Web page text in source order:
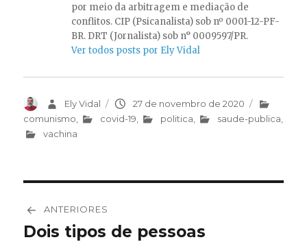
por meio da arbitragem e mediação de
conflitos. CIP (Psicanalista) sob nº 0001-12-PF-
BR. DRT (Jornalista) sob n° 0009597/PR.
Ver todos posts por Ely Vidal
AutorEly Vidal
Publicado
em
27 de novembro de 2020
Categorias
comunismo
covid-19 politica saude-publica
vachina
de
ANTERIORES
Post
Dois tipos de pessoas